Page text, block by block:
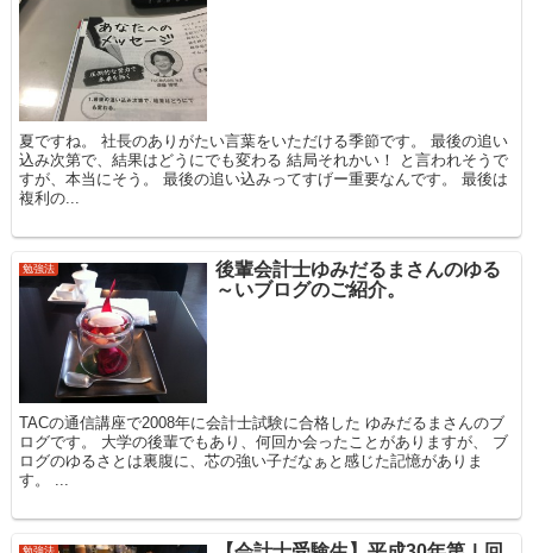
夏ですね。 社長のありがたい言葉をいただける季節です。 最後の追い
込み次第で、結果はどうにでも変わる 結局それかい！ と言われそうで
すが、本当にそう。 最後の追い込みってすげー重要なんです。 最後は
複利の...
勉強法
後輩会計士ゆみだるまさんのゆる
～いブログのご紹介。
TACの通信講座で2008年に会計士試験に合格した ゆみだるまさんのブ
ログです。 大学の後輩でもあり、何回か会ったことがありますが、 ブ
ログのゆるさとは裏腹に、芯の強い子だなぁと感じた記憶がありま
す。 ...
勉強法